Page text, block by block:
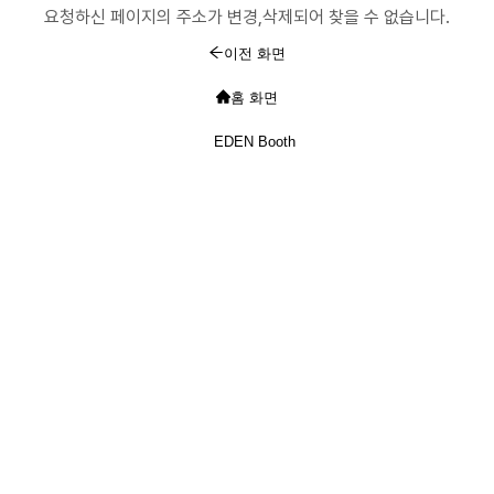
요청하신 페이지의 주소가 변경,삭제되어 찾을 수 없습니다.
이전 화면
홈 화면
EDEN Booth